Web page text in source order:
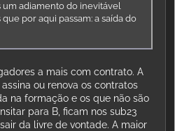
um adiamento do inevitável
por aqui passam: a saída do
a mais com contrato. A
ou renova os contratos
na formação e os que não são
para B, ficam nos sub23
da livre de vontade. A maior